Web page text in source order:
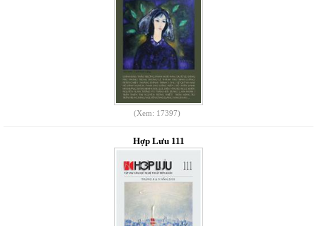
(Xem: 17397)
Hợp Lưu 111